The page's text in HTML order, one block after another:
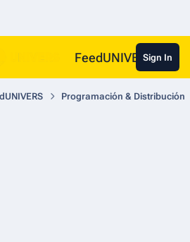
FeedUNIVERSSign In
Programación & Distribución